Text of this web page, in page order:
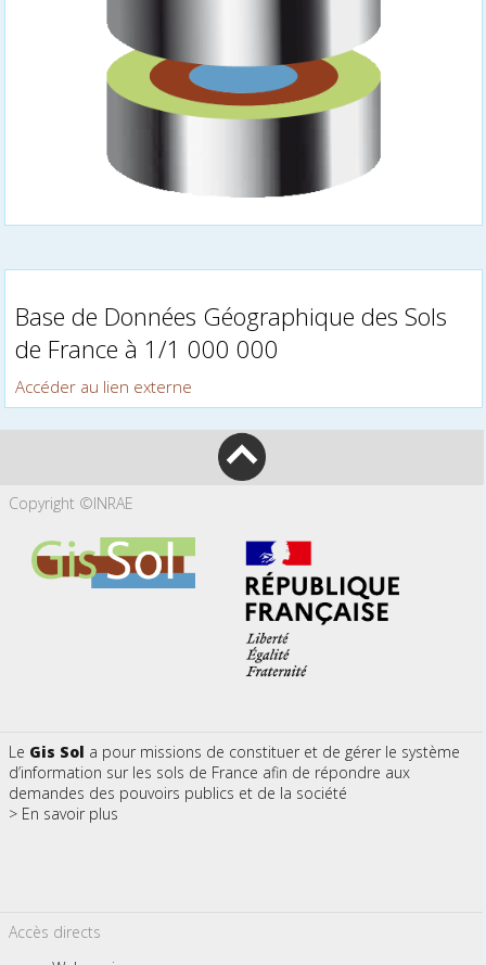
Base de Données Géographique des Sols
de France à 1/1 000 000
Accéder au lien externe
Copyright ©INRAE
Le Gis Sol a pour missions de constituer et de gérer le système
d’information sur les sols de France afin de répondre aux
demandes des pouvoirs publics et de la société
> En savoir plus
Accès directs